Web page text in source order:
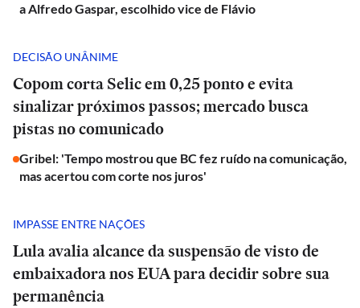
a Alfredo Gaspar, escolhido vice de Flávio
DECISÃO UNÂNIME
Copom corta Selic em 0,25 ponto e evita
sinalizar próximos passos; mercado busca
pistas no comunicado
Gribel: 'Tempo mostrou que BC fez ruído na comunicação,
mas acertou com corte nos juros'
IMPASSE ENTRE NAÇÕES
Lula avalia alcance da suspensão de visto de
embaixadora nos EUA para decidir sobre sua
permanência